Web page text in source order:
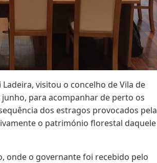
visitou o concelho de Vila de
para acompanhar de perto os
dos estragos provocados pela
o património florestal daquele
onde o governante foi recebido pelo